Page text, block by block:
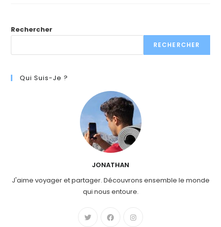
Rechercher
RECHERCHER
Qui Suis-Je ?
JONATHAN
J'aime voyager et partager. Découvrons ensemble le monde
qui nous entoure.